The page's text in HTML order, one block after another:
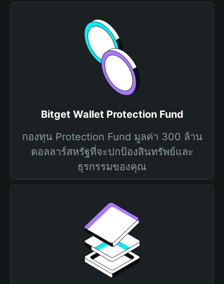
Bitget Wallet Protection Fund
กองทุน Protection Fund มูลค่า 300 ล้าน
ดอลลาร์สหรัฐที่จะปกป้องสินทรัพย์และ
ธุรกรรมของคุณ